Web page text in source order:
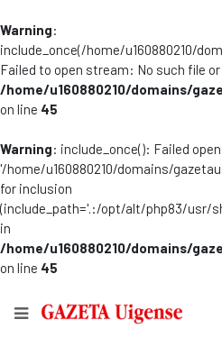
Warning:
include_once(/home/u160880210/
Failed to open stream: No such file
/home/u160880210/domains/
on line 45
Warning: include_once(): Failed
'/home/u160880210/domains/
for inclusion
(include_path='.:/opt/alt/php83/
in
/home/u160880210/domains/
on line 45